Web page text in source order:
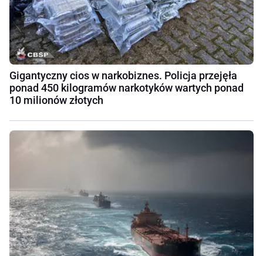
Gigantyczny cios w narkobiznes. Policja przejęła
ponad 450 kilogramów narkotyków wartych ponad
10 milionów złotych